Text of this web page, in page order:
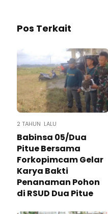
Pos Terkait
2 TAHUN LALU
Babinsa 05/Dua
Pitue Bersama
Forkopimcam Gelar
Karya Bakti
Penanaman Pohon
di RSUD Dua Pitue